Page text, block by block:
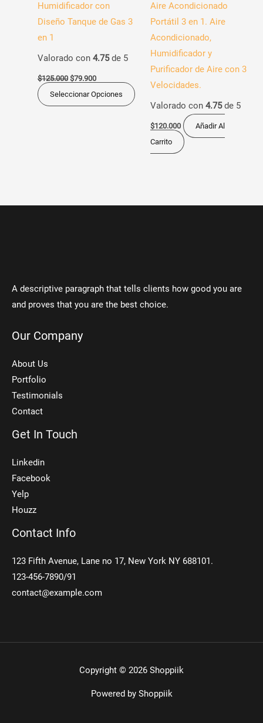
Humidificador con
Diseño Tanque de Gas 3
en 1
Valorado con 4.75de 5
$125.000 $79.900
Seleccionar Opciones
pueden
elegir
página
de
producto
Aire Acondicionado
Portátil 3 en 1. Aire
Acondicionado,
Humidificador y
Purificador de Aire con 3
Velocidades.
Valorado con 4.75de 5
$120.000
Añadir Al
Carrito
A descriptive paragraph that tells clients how good you are
and proves that you are the best choice.
Our Company
About Us
Portfolio
Testimonials
Contact
Get In Touch
Linkedin
Facebook
Yelp
Houzz
Contact Info
123 Fifth Avenue, Lane no 17, New York NY 688101.
123-456-7890/91​
contact@example.com
Copyright © 2026 Shoppiik
Powered by Shoppiik